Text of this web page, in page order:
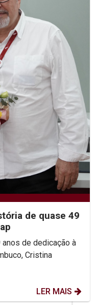
de quase 49
de dedicação à
Cristina
LER MAIS